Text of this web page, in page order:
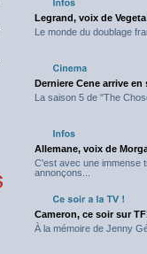
Legrand, voix de
Le monde du doublage
Derniere Cene arrive en
La saison 5 de "The
Allemane, voix de
C'est avec une immense
annonçons...
Cameron, ce soir sur
À la mémoire de Jenny